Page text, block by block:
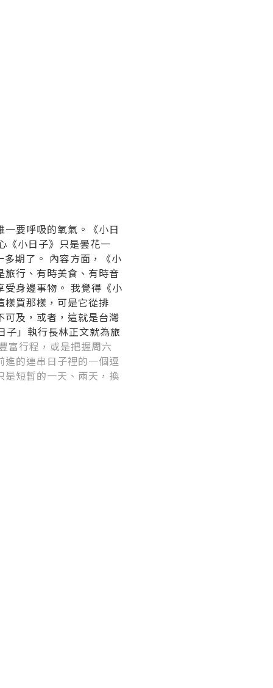
要呼吸的氧氣。《小日
《小日子》只是曇花一
期了。 內容方面，《小
旅行、有時美食、有時音
身邊事物。 我覺得《小
樣買那樣，可是它從排
及，或者，這就是台灣
」執行長林正文就為旅
富行程，或是把握周六
的連串日子裡的一個逗
短暫的一天、兩天，換